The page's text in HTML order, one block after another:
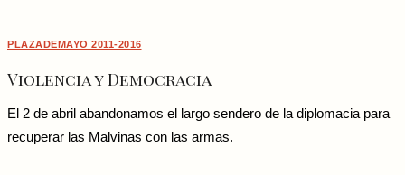
PLAZADEMAYO 2011-2016
Violencia y Democracia
El 2 de abril abandonamos el largo sendero de la diplomacia para
recuperar las Malvinas con las armas.